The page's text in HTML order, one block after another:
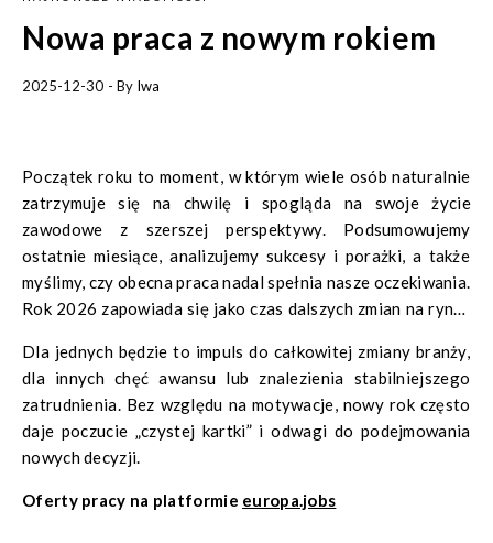
Nowa praca z nowym rokiem
2025-12-30 - By Iwa
Początek roku to moment, w którym wiele osób naturalnie
zatrzymuje się na chwilę i spogląda na swoje życie
zawodowe z szerszej perspektywy. Podsumowujemy
ostatnie miesiące, analizujemy sukcesy i porażki, a także
myślimy, czy obecna praca nadal spełnia nasze oczekiwania.
Rok 2026 zapowiada się jako czas dalszych zmian na rynku
kiedykolwiek wcześniej.
Dla jednych będzie to impuls do całkowitej zmiany branży,
dla innych chęć awansu lub znalezienia stabilniejszego
zatrudnienia. Bez względu na motywacje, nowy rok często
daje poczucie „czystej kartki” i odwagi do podejmowania
nowych decyzji.
Oferty pracy na platformie europa.jobs